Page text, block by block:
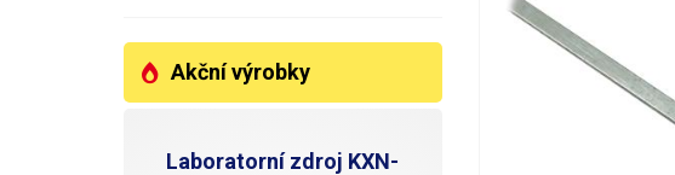
Akční výrobky
Laboratorní zdroj KXN-